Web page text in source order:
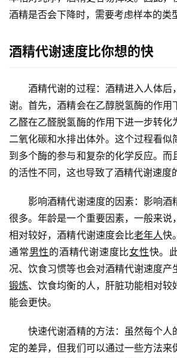
酒精是否会下降时，需要考虑样本的类
酒精代谢速度比你想的快
酒精代谢的过程：酒精进入人体后
谢。首先，酒精会在乙醇脱氢酶的作用
乙醛在乙醛脱氢酶的作用下进一步转化
二氧化碳和水排出体外。这个过程看似
到多个酶的参与和复杂的化学反应。而
的活性不同，这也导致了酒精代谢速度
影响酒精代谢速度的因素：影响酒
很多。年龄是一个重要因素，一般来说
相对较好，酒精代谢速度会比老年人快
通常男性的酒精代谢速度比女性快。
况、饮食习惯等也会对酒精代谢速度产
锻炼、饮食均衡的人，肝脏功能相对较
能会更快。
快速代谢酒精的方法：虽然每个人
定的差异，但我们可以通过一些方法来